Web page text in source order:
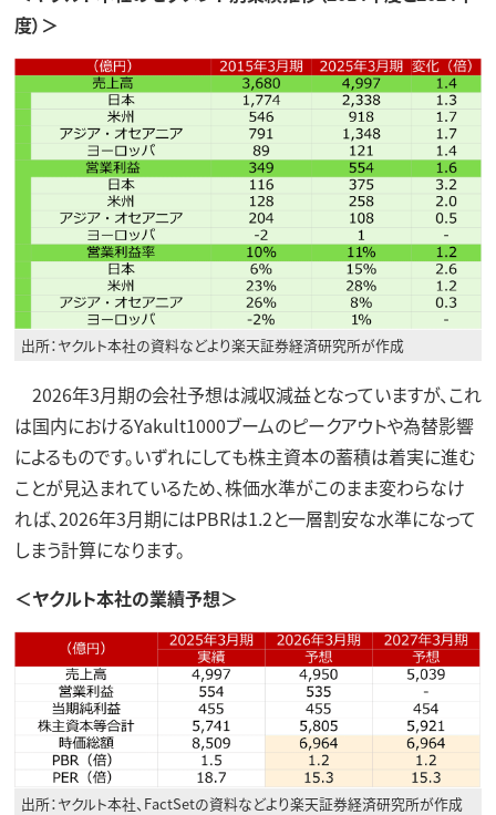
度）＞
出所：ヤクルト本社の資料などより楽天証券経済研究所が作成
2026年3月期の会社予想は減収減益となっていますが、これ
は国内におけるYakult1000ブームのピークアウトや為替影響
によるものです。いずれにしても株主資本の蓄積は着実に進む
ことが見込まれているため、株価水準がこのまま変わらなけ
れば、2026年3月期にはPBRは1.2と一層割安な水準になって
しまう計算になります。
＜ヤクルト本社の業績予想＞
出所：ヤクルト本社、FactSetの資料などより楽天証券経済研究所が作成